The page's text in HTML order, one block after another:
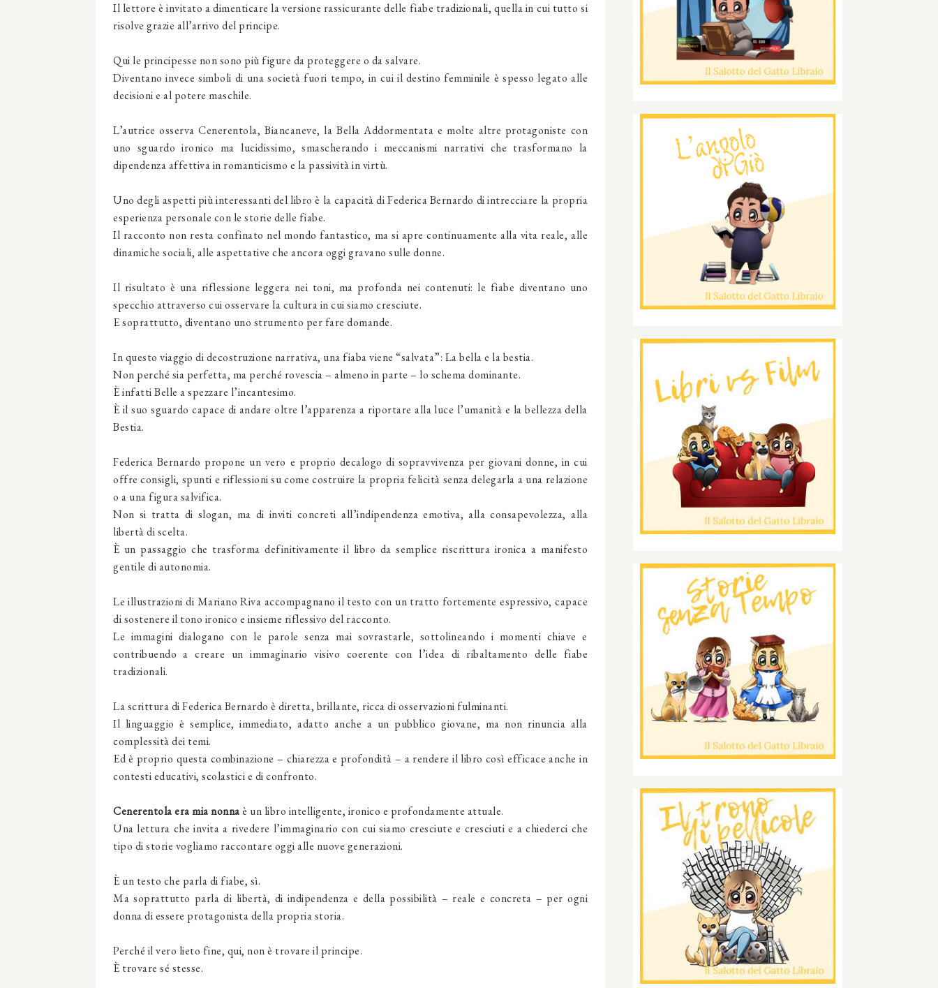
Il lettore è invitato a dimenticare la versione rassicurante delle fiabe tradizionali, quella in cui tutto si
risolve grazie all’arrivo del principe.
Qui le principesse non sono più figure da proteggere o da salvare.
Diventano invece simboli di una società fuori tempo, in cui il destino femminile è spesso legato alle
decisioni e al potere maschile.
L’autrice osserva Cenerentola, Biancaneve, la Bella Addormentata e molte altre protagoniste con
uno sguardo ironico ma lucidissimo, smascherando i meccanismi narrativi che trasformano la
dipendenza affettiva in romanticismo e la passività in virtù.
Uno degli aspetti più interessanti del libro è la capacità di Federica Bernardo di intrecciare la propria
esperienza personale con le storie delle fiabe.
Il racconto non resta confinato nel mondo fantastico, ma si apre continuamente alla vita reale, alle
dinamiche sociali, alle aspettative che ancora oggi gravano sulle donne.
Il risultato è una riflessione leggera nei toni, ma profonda nei contenuti: le fiabe diventano uno
specchio attraverso cui osservare la cultura in cui siamo cresciute.
E soprattutto, diventano uno strumento per fare domande.
In questo viaggio di decostruzione narrativa, una fiaba viene “salvata”: La bella e la bestia.
Non perché sia perfetta, ma perché rovescia – almeno in parte – lo schema dominante.
È infatti Belle a spezzare l’incantesimo.
È il suo sguardo capace di andare oltre l’apparenza a riportare alla luce l’umanità e la bellezza della
Bestia.
Federica Bernardo propone un vero e proprio decalogo di sopravvivenza per giovani donne, in cui
offre consigli, spunti e riflessioni su come costruire la propria felicità senza delegarla a una relazione
o a una figura salvifica.
Non si tratta di slogan, ma di inviti concreti all’indipendenza emotiva, alla consapevolezza, alla
libertà di scelta.
È un passaggio che trasforma definitivamente il libro da semplice riscrittura ironica a manifesto
gentile di autonomia.
Le illustrazioni di Mariano Riva accompagnano il testo con un tratto fortemente espressivo, capace
di sostenere il tono ironico e insieme riflessivo del racconto.
Le immagini dialogano con le parole senza mai sovrastarle, sottolineando i momenti chiave e
contribuendo a creare un immaginario visivo coerente con l’idea di ribaltamento delle fiabe
tradizionali.
La scrittura di Federica Bernardo è diretta, brillante, ricca di osservazioni fulminanti.
Il linguaggio è semplice, immediato, adatto anche a un pubblico giovane, ma non rinuncia alla
complessità dei temi.
Ed è proprio questa combinazione – chiarezza e profondità – a rendere il libro così efficace anche in
contesti educativi, scolastici e di confronto.
Cenerentola era mia nonnaè un libro intelligente, ironico e profondamente attuale.
Una lettura che invita a rivedere l’immaginario con cui siamo cresciute e cresciuti e a chiederci che
tipo di storie vogliamo raccontare oggi alle nuove generazioni.
È un testo che parla di fiabe, sì.
Ma soprattutto parla di libertà, di indipendenza e della possibilità – reale e concreta – per ogni
donna di essere protagonista della propria storia.
Perché il vero lieto fine, qui, non è trovare il principe.
È trovare sé stesse.